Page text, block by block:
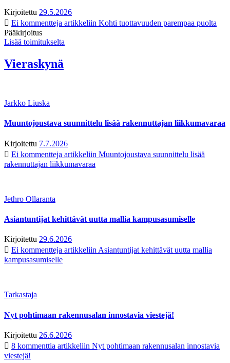
Kirjoitettu 29.5.2026
Ei kommentteja artikkeliin Kohti tuottavuuden parempaa puolta
Pääkirjoitus
Lisää toimitukselta
Vieraskynä
Jarkko Liuska
Muuntojoustava suunnittelu lisää rakennuttajan liikkumavaraa
Kirjoitettu 7.7.2026
Ei kommentteja artikkeliin Muuntojoustava suunnittelu lisää
rakennuttajan liikkumavaraa
Jethro Ollaranta
Asiantuntijat kehittävät uutta mallia kampusasumiselle
Kirjoitettu 29.6.2026
Ei kommentteja artikkeliin Asiantuntijat kehittävät uutta mallia
kampusasumiselle
Tarkastaja
Nyt pohtimaan rakennusalan innostavia viestejä!
Kirjoitettu 26.6.2026
8 kommenttia artikkeliin Nyt pohtimaan rakennusalan innostavia
viestejä!